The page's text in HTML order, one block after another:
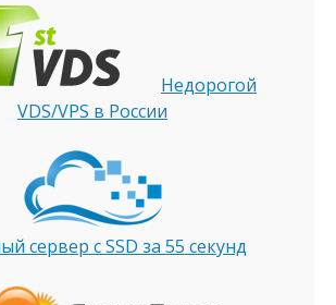
Недорогой
VDS/VPS в России
сервер с SSD за 55 секунд